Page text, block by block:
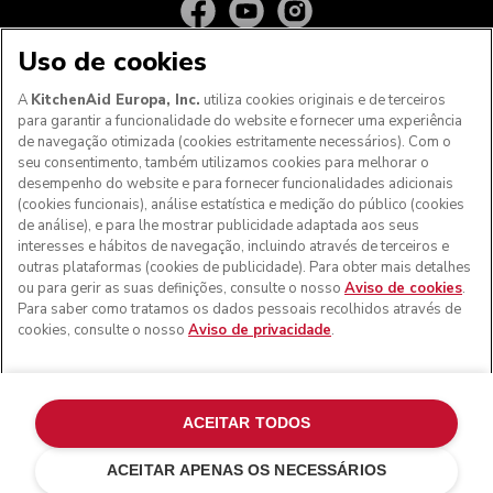
Aos clientes nos Açores, Madeira e outros territórios
portugueses: Por favor, contacte a nossa equipa de Apoio
ao Cliente para efetuar a sua encomenda, de forma a
podermos fornecer os custos de envio exatos e aplicar a
taxa de IVA correta
nos EUA e noutros locais.
Gerir as minhas cookies
Aviso de privacidade
Política de cookies
Outros países
Uso de cookies
A KitchenAid Europa, Inc. utiliza cookies originais e de terceiros
para garantir a funcionalidade do website e fornecer uma experiência
de navegação otimizada (cookies estritamente necessários). Com o
seu consentimento, também utilizamos cookies para melhorar o
desempenho do website e para fornecer funcionalidades adicionais
(cookies funcionais), análise estatística e medição do público (cookies
de análise), e para lhe mostrar publicidade adaptada aos seus
interesses e hábitos de navegação, incluindo através de terceiros e
outras plataformas (cookies de publicidade). Para obter mais detalhes
ou para gerir as suas definições, consulte o nosso Aviso de cookies.
Para saber como tratamos os dados pessoais recolhidos através de
cookies, consulte o nosso Aviso de privacidade.
ACEITAR APENAS OS NECESSÁRIOS
ACEITAR TODOS